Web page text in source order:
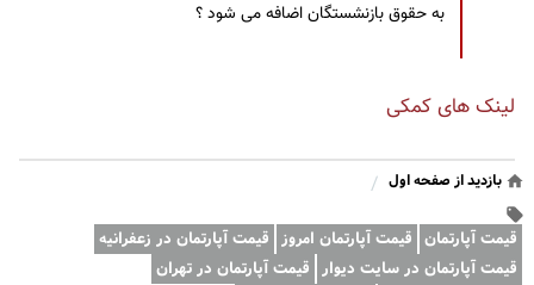
به حقوق بازنشستگان اضافه می شود ؟
لینک های کمکی
بازدید از صفحه اول /
قیمت آپارتمان قیمت آپارتمان امروز قیمت آپارتمان در زعفرانیه
قیمت آپارتمان در سایت دیوار قیمت آپارتمان در تهران